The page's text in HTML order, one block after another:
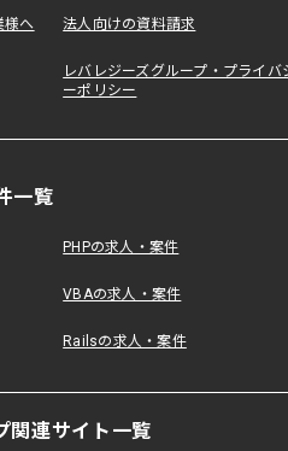
様へ 法人向けの資料請求
レバレジーズグループ・プライバ
ーポリシー
一覧
PHPの求人・案件
VBAの求人・案件
Railsの求人・案件
関連サイト一覧